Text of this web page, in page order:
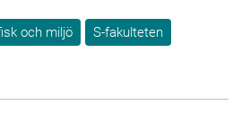
och miljö
S-fakulteten